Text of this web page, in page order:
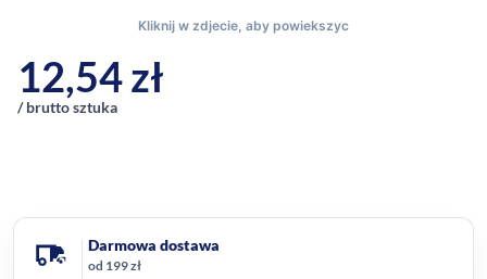
12,54zł
/ brutto sztuka
Darmowa dostawa
od 199 zł